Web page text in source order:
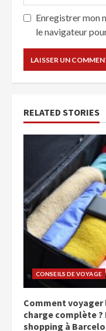
Enregistrer mon
le navigateur
RELATED STORIES
CONSEILS DE VOYAGE
Comment voyager
charge complète
shopping à